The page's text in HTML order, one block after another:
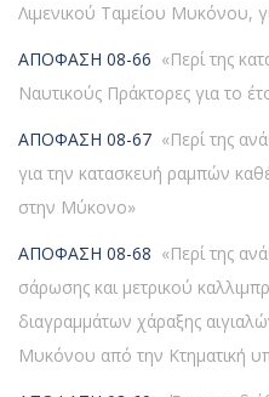
Λιμενικού Ταμείου Μυκόνου,
ΑΠΟΦΑΣΗ 08-66 «Περί της
Ναυτικούς Πράκτορες για το
ΑΠΟΦΑΣΗ 08-67 «Περί της
για την κατασκευή ραμπών
στην Μύκονο»
ΑΠΟΦΑΣΗ 08-68 «Περί της
σάρωσης και μετρικού
διαγραμμάτων χάραξης
Μυκόνου από την Κτηματική